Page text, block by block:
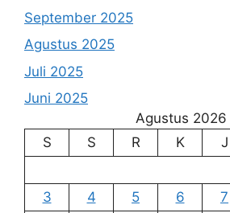
September 2025
Agustus 2025
Juli 2025
Juni 2025
Agustus 2026
S
S R K J
3
4 5 6 7